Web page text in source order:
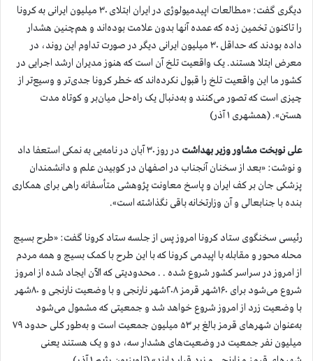
دیگری گفت: «مطالعات اپیدمیولوژی در ایران ابتلای ۳۰ میلیون ایرانی به کرونا
را تاکنون تخمین زده که عمده آنها بدون علامت بوده‌اند و هم‌چنین هشدار
داده بودند که حداقل ۳۰ میلیون ایرانی دیگر در صورت تداوم این روند، در
معرض ابتلا هستند. یک واقعیت تلخ آن است که هنوز مدیران ارشد اجرایی در
کشور ما این واقعیت تلخ را قبول نکرده‌اند که خطر کرونا جدی‌تر و وسیع‌تر از
چیزی است که تصور می‌کنند و به‌دنبال یک راه‌حل میان‌بر و کوتاه مدت
هستن». (همشهری ۱ آذر)
علی نوبخت مشاور وزیر بهداشت
در روز ۳۰ آبان در نامه‌یی به نمکی استعفا داد
و نوشت: «بعد از سخنان آنجناب در اصفهان در کوبیدن علم و دانشمندان
پزشکی جان بر کف ایران و پاسخ معاونت پژوهشی متأسفانه راهی برای همکاری
بنده با جنابعالی و آن وزارتخانه باقی نگذاشته است».
رئیسی سخنگوی ستاد کرونا امروز پس از جلسه ستاد کرونا گفت: «طرح بسیج
محله محور و مقابله با اپیدمی کرونا که با این طرح با کمک بسیج و همه مردم
از امروز در سراسر کشور شروع شده . . محدودیتی که الآن ایجاد شده از امروز
شروع می‌شود برای ۱۶۰شهر قرمز ۲۰۸شهر نارنجی و با وضعیت نارنجی و ۸۰شهر
با وضعیت زرد از امروز شروع خواهد شد و جمعیتی که مشمول می‌شود
به‌عنوان شهرهای قرمز بالغ بر ۵۳ میلیون جمعیت است و به‌طور کلی حدود ۷۹
میلیون نفر جمعیت در وضعیت‌های هشدار سه، دو و یک هستند یعنی